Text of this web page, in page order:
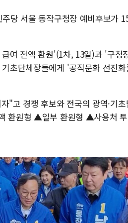
당 서울 동작구청장 예비후보가
여 전액 환원'(1차, 13일)과 '구청
초단체장들에게 '공직문화 선진
"고 경쟁 후보와 전국의 광역·기
환원형 ▲일부 환원형 ▲사용처